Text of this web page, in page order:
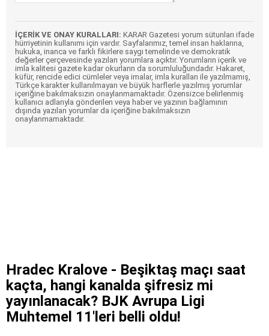
İÇERİK VE ONAY KURALLARI: KARAR Gazetesi yorum sütunları ifade
hürriyetinin kullanımı için vardır. Sayfalarımız, temel insan haklarına,
hukuka, inanca ve farklı fikirlere saygı temelinde ve demokratik
değerler çerçevesinde yazılan yorumlara açıktır. Yorumların içerik ve
imla kalitesi gazete kadar okurların da sorumluluğundadır. Hakaret,
küfür, rencide edici cümleler veya imalar, imla kuralları ile yazılmamış,
Türkçe karakter kullanılmayan ve büyük harflerle yazılmış yorumlar
içeriğine bakılmaksızın onaylanmamaktadır. Özensizce belirlenmiş
kullanıcı adlarıyla gönderilen veya haber ve yazının bağlamının
dışında yazılan yorumlar da içeriğine bakılmaksızın
onaylanmamaktadır.
Hradec Kralove - Beşiktaş maçı saat
kaçta, hangi kanalda şifresiz mi
yayınlanacak? BJK Avrupa Ligi
Muhtemel 11'leri belli oldu!